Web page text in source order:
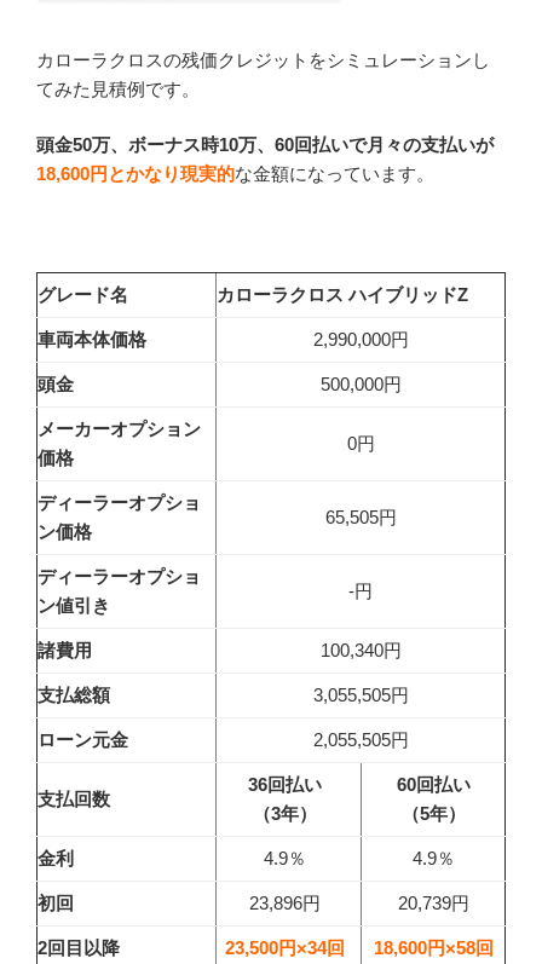
カローラクロスの残価クレジットをシミュレーションし
てみた見積例です。
頭金50万、ボーナス時10万、60回払いで月々の支払いが
18,600円とかなり現実的な金額になっています。
グレード名 カローラクロス ハイブリッドZ
車両本体価格 2,990,000円
頭金 500,000円
メーカーオプション
価格
0円
ディーラーオプショ
ン価格
65,505円
ディーラーオプショ
ン値引き
-円
諸費用 100,340円
支払総額 3,055,505円
ローン元金 2,055,505円
支払回数
36回払い
（3年）
60回払い
（5年）
金利 4.9％ 4.9％
初回 23,896円 20,739円
2回目以降 23,500円×34回 18,600円×58回